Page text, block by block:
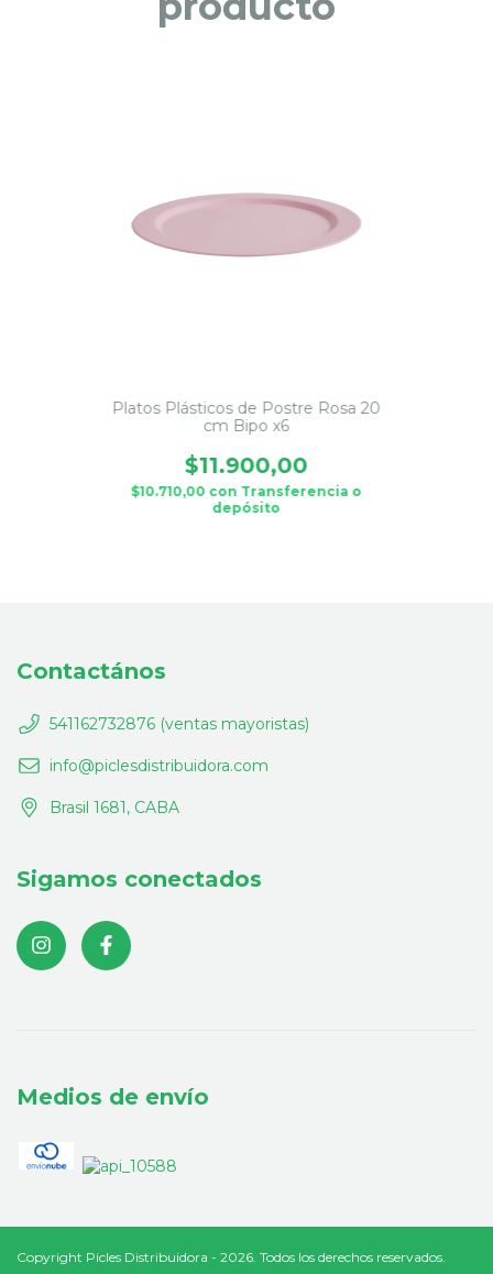
Platos Plásticos de Postre Rosa 20
cm Bipo x6
$11.900,00
$10.710,00 con Transferencia o
depósito
Contactános
541162732876 (ventas mayoristas)
info@piclesdistribuidora.com
Brasil 1681, CABA
Sigamos conectados
Medios de envío
Copyright Picles Distribuidora - 2026. Todos los derechos reservados.